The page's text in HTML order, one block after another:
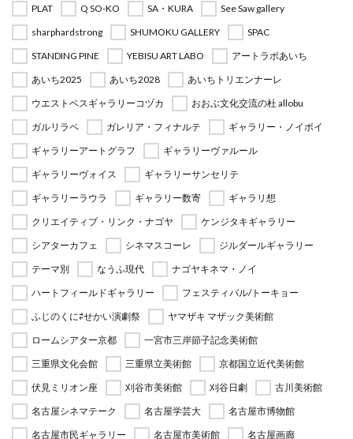
PLAT
Q SO-KO SA・KURA
See Saw gallery
sharphardstrong
SHUMOKU GALLERY
SPAC
STANDING PINE
YEBISU ART LABO
アートラボあいち
あいち2025
あいち2028
あいちトリエンナーレ
ウエストベスギャラリーコヅカ
おおぶ文化交流の杜 allobu
ガルリラペ
ガレリア・フィナルテ
ギャラリー・ノイボイ
ギャラリーアートグラフ
ギャラリーヴァルール
ギャラリーヴォイス
ギャラリーサンセリテ
ギャラリーラウラ
ギャラリー数寄
ギャラリ想
クリエイティブ・リンク・ナゴヤ
ケンジタキギャラリー
シアターカフェ
シネマスコーレ
ジルダールギャラリー
テーマ別
なうふ現代
ナゴヤキネマ・ノイ
ハートフィールドギャラリー
フェスティバル/トーキョー
ふじのくに⇄せかい演劇祭
ヤマザキ マザック美術館
ロームシアター京都
一宮市三岸節子記念美術館
三重県文化会館
三重県立美術館
京都国立近代美術館
伏見ミリオン座
刈谷市美術館 刈谷日劇
古川美術館
名古屋シネマテーク
名古屋学芸大
名古屋市博物館
名古屋市民ギャラリー
名古屋市美術館
名古屋画廊